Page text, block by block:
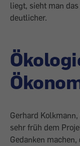
liegt, sieht man
deutlicher.
Gerhard
sehr früh dem
Gedan­ken